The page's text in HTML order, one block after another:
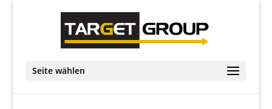
Seite wählen